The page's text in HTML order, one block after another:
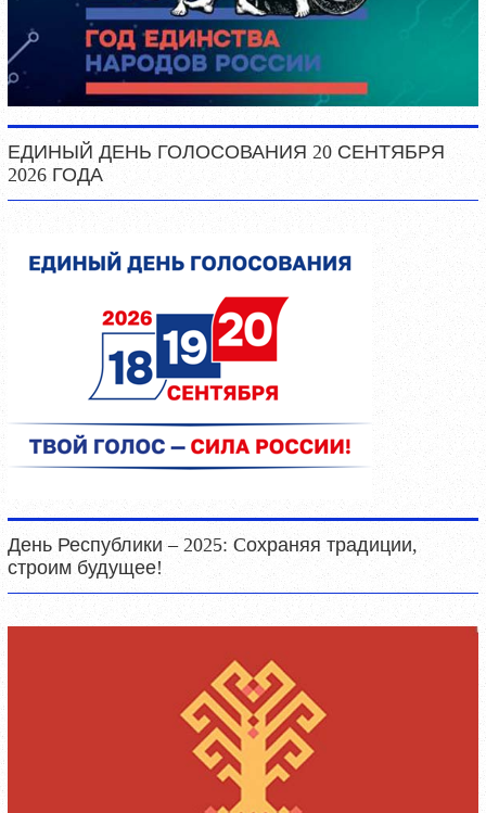
ЕДИНЫЙ ДЕНЬ ГОЛОСОВАНИЯ 20 СЕНТЯБРЯ
2026 ГОДА
День Республики – 2025: Cохраняя традиции,
строим будущее!